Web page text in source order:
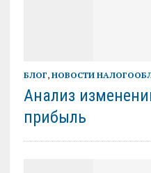
БЛОГ, НОВОСТИ
Анализ
прибыль